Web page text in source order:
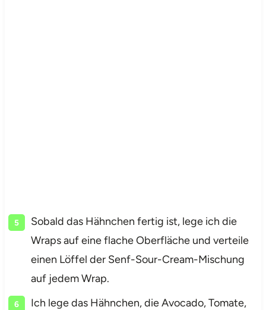
Sobald das Hähnchen fertig ist, lege ich die
Wraps auf eine flache Oberfläche und verteile
einen Löffel der Senf-Sour-Cream-Mischung
auf jedem Wrap.
Ich lege das Hähnchen, die Avocado, Tomate,